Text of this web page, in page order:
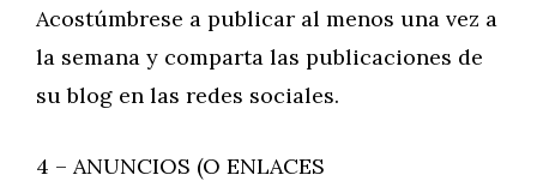
Acostúmbrese a publicar al menos una vez a
la semana y comparta las publicaciones de
su blog en las redes sociales.
4 – ANUNCIOS (O ENLACES